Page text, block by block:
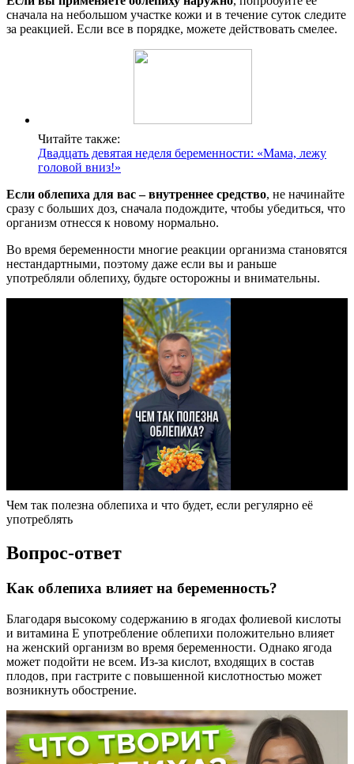
сначала на небольшом участке кожи и в течение суток следите
за реакцией. Если все в порядке, можете действовать смелее.
Читайте также:
Двадцать девятая неделя беременности: «Мама, лежу
головой вниз!»
Если облепиха для вас – внутреннее средство, не начинайте
сразу с больших доз, сначала подождите, чтобы убедиться, что
организм отнесся к новому нормально.
Во время беременности многие реакции организма становятся
нестандартными, поэтому даже если вы и раньше
употребляли облепиху, будьте осторожны и внимательны.
Чем так полезна облепиха и что будет, если регулярно её
употреблять
Вопрос-ответ
Как облепиха влияет на беременность?
Благодаря высокому содержанию в ягодах фолиевой кислоты
и витамина Е употребление облепихи положительно влияет
на женский организм во время беременности. Однако ягода
может подойти не всем. Из-за кислот, входящих в состав
плодов, при гастрите с повышенной кислотностью может
возникнуть обострение.